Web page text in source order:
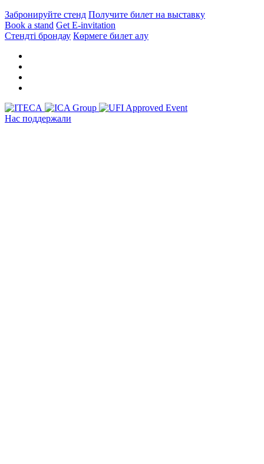
Забронируйте стенд Получите билет на выставку
Book a stand Get E-invitation
Стендті брондау Көрмеге билет алу
Нас поддержали